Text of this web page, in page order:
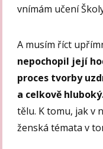
vnímám učení
A musím říct
nepochopil její
proces tvorby
a celkově
tělu. K tomu, jak v
ženská témata v